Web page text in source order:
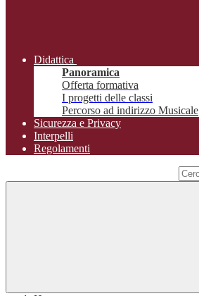
Didattica
Panoramica
Offerta formativa
I progetti delle classi
Percorso ad indirizzo Musicale
Sicurezza e Privacy
Interpelli
Regolamenti